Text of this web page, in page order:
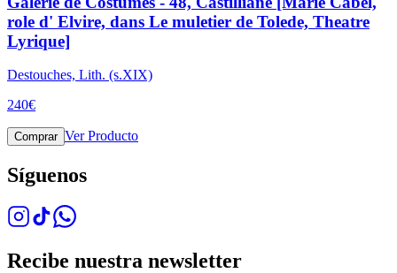
role d' Elvire, dans Le muletier de Tolede, Theatre
Lyrique]
Destouches, Lith. (s.XIX)
240€
Comprar Ver Producto
Síguenos
Recibe nuestra newsletter